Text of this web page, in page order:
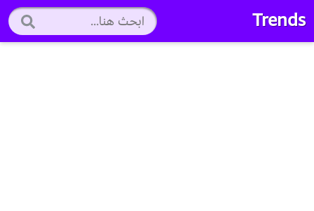
Trends